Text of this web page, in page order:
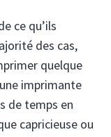
ce qu’ils
des cas,
quelque
imprimante
de temps en
capricieuse ou